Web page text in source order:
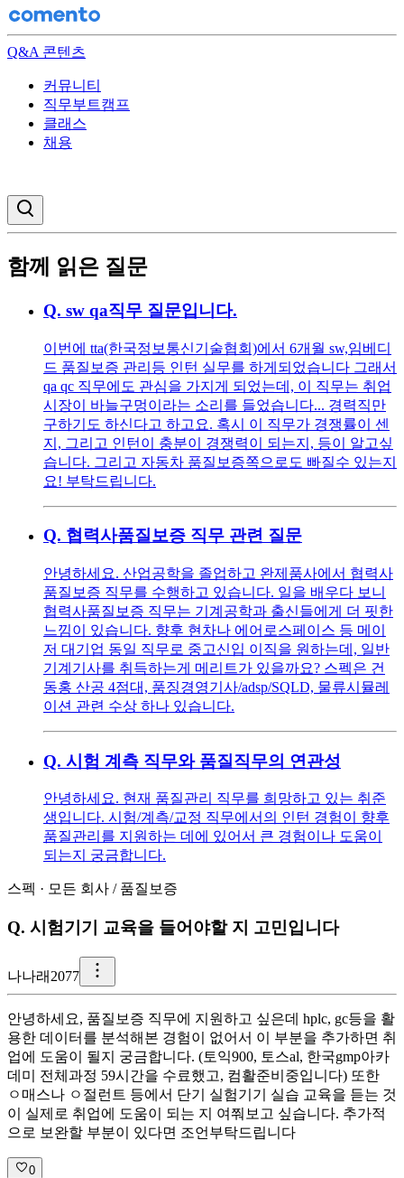
Q&A 콘텐츠
커뮤니티
직무부트캠프
클래스
채용
함께 읽은 질문
Q. sw qa직무 질문입니다.
이번에 tta(한국정보통신기술협회)에서 6개월 sw,임베디
드 품질보증 관리등 인턴 실무를 하게되었습니다 그래서
qa qc 직무에도 관심을 가지게 되었는데, 이 직무는 취업
시장이 바늘구멍이라는 소리를 들었습니다... 경력직만
구하기도 하신다고 하고요. 혹시 이 직무가 경쟁률이 센
지, 그리고 인턴이 충분이 경쟁력이 되는지, 등이 알고싶
습니다. 그리고 자동차 품질보증쪽으로도 빠질수 있는지
요! 부탁드립니다.
Q. 협력사품질보증 직무 관련 질문
안녕하세요. 산업공학을 졸업하고 완제품사에서 협력사
품질보증 직무를 수행하고 있습니다. 일을 배우다 보니
협력사품질보증 직무는 기계공학과 출신들에게 더 핏한
느낌이 있습니다. 향후 현차나 에어로스페이스 등 메이
저 대기업 동일 직무로 중고신입 이직을 원하는데, 일반
기계기사를 취득하는게 메리트가 있을까요? 스펙은 건
동홍 산공 4점대, 품징경영기사/adsp/SQLD, 물류시뮬레
이션 관련 수상 하나 있습니다.
Q. 시험 계측 직무와 품질직무의 연관성
안녕하세요. 현재 품질관리 직무를 희망하고 있는 취준
생입니다. 시험/계측/교정 직무에서의 인턴 경험이 향후
품질관리를 지원하는 데에 있어서 큰 경험이나 도움이
되는지 궁금합니다.
스펙 · 모든 회사 / 품질보증
Q. 시험기기 교육을 들어야할 지 고민입니다
나나래2077
안녕하세요, 품질보증 직무에 지원하고 싶은데 hplc, gc등을 활
용한 데이터를 분석해본 경험이 없어서 이 부분을 추가하면 취
업에 도움이 될지 궁금합니다. (토익900, 토스al, 한국gmp아카
데미 전체과정 59시간을 수료했고, 컴활준비중입니다) 또한
ㅇ매스나 ㅇ절런트 등에서 단기 실험기기 실습 교육을 듣는 것
이 실제로 취업에 도움이 되는 지 여쭤보고 싶습니다. 추가적
으로 보완할 부분이 있다면 조언부탁드립니다
0